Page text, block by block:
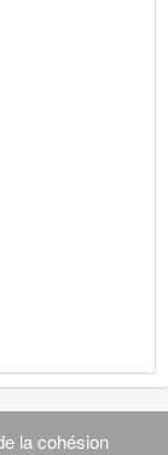
la cohésion